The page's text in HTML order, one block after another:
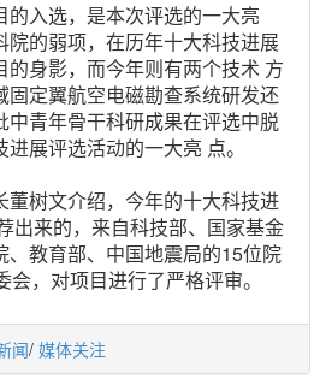
入选，是本次评选的一大亮
院的弱项，在历年十大科技进展
身影，而今年则有两个技术 方
固定翼航空电磁勘查系统研发还
中青年骨干科研成果在评选中脱
展评选活动的一大亮 点。
树文介绍，今年的十大科技进
出来的，来自科技部、国家基金
、教育部、中国地震局的15位院
，对项目进行了严格评审。
闻/ 媒体关注